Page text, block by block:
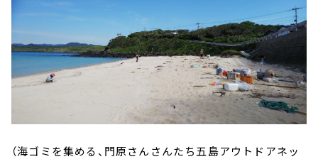
（海ゴミを集める、門原さんさんたち五島アウトドアネッ